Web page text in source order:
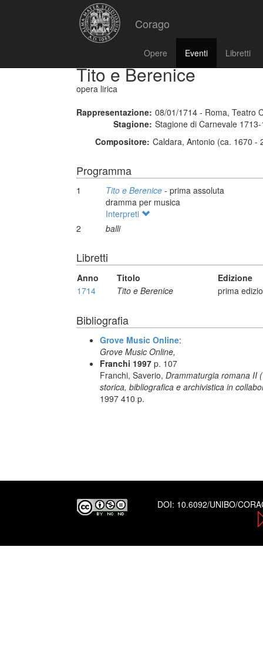
Corago
Opere Eventi Libretti
Tito e Berenice
opera lirica
Rappresentazione: 08/01/1714 - Roma, Teatro
Stagione: Stagione di Carnevale
Compositore: Caldara, Antonio (ca. 1670 -
Programma
1 Tito e Berenice - prima assoluta
dramma per musica
Interpreti
2
balli
Libretti
Anno Titolo
Edizione
1714
Tito e Berenice prima
Bibliografia
Grove Music Online:
Grove Music Online,
Franchi 1997 p. 107
Franchi, Saverio, Drammaturgia romana II
storica, bibliografica e archivistica in
1997 410 p.
DOI: 10.6092/UNIBO/